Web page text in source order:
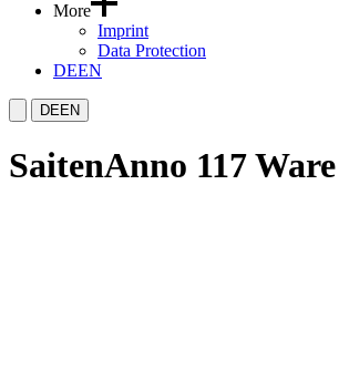
More
Imprint
Data Protection
DEEN
DEEN
SaitenAnno 117 Ware